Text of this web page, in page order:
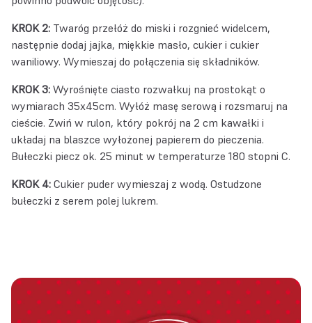
KROK 2: Twaróg przełóż do miski i rozgnieć widelcem,
następnie dodaj jajka, miękkie masło, cukier i cukier
waniliowy. Wymieszaj do połączenia się składników.
KROK 3: Wyrośnięte ciasto rozwałkuj na prostokąt o
wymiarach 35x45cm. Wyłóż masę serową i rozsmaruj na
cieście. Zwiń w rulon, który pokrój na 2 cm kawałki i
układaj na blaszce wyłożonej papierem do pieczenia.
Bułeczki piecz ok. 25 minut w temperaturze 180 stopni C.
KROK 4: Cukier puder wymieszaj z wodą. Ostudzone
bułeczki z serem polej lukrem.